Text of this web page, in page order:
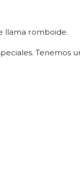
llama romboide.
Tenemos